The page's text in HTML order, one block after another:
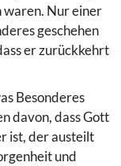
waren. Nur einer
geschehen
er zurückkehrt
Besonderes
davon, dass Gott
ist, der austeilt
und